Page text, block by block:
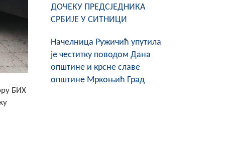
БИХ
ДОЧЕКУ ПРЕДСЈЕДНИКА
СРБИЈЕ У СИТНИЦИ
Начелница Ружичић упутила
је честитку поводом Дана
општине и крсне славе
општине Мркоњић Град